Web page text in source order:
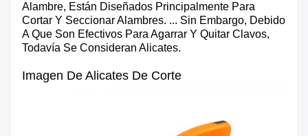
Alambre, Están Diseñados Principalmente Para
Cortar Y Seccionar Alambres. ... Sin Embargo, Debido
A Que Son Efectivos Para Agarrar Y Quitar Clavos,
Todavía Se Consideran Alicates.
Imagen De Alicates De Corte